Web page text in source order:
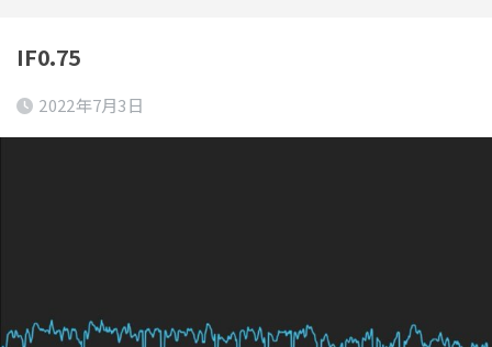
IF0.75
2022年7月3日